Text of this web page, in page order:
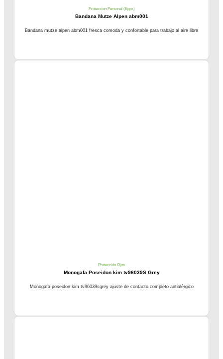
Proteccion Personal (Epps)
Bandana Mutze Alpen abm001
Bandana mutze alpen abm001 fresca comoda y confortable para trabajo al aire libre
Protección Ojos
Monogafa Poseidon kim tv96039S Grey
Monogafa poseidon kim tv96039sgrey ajuste de contacto completo antialérgico